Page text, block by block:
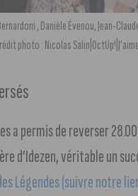
, Danièle Évenou, Jean-
photo : Nicolas
a permis de reverser
d’Idezen, véritable un
Légendes (suivre notre